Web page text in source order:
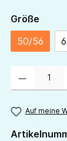
Größe
50/56
Auf meine